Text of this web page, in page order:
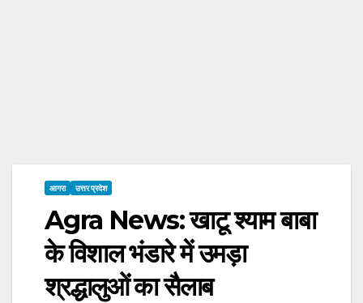
आगरा उत्तर प्रदेश
Agra News: खाटू श्याम बाबा
के विशाल भंडारे में उमड़ा
श्रद्धालुओं का सैलाब